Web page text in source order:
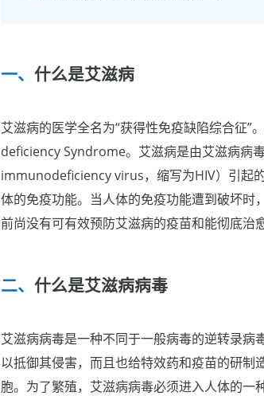
什么是艾滋病
艾滋病的医学全名为“获得性免疫缺陷综合征
deficiency Syndrome。艾滋病是由艾滋病病
immunodeficiency virus，缩写为HIV）引起
体的免疫功能。当人体的免疫功能遭到破坏时
前尚没有可有效预防艾滋病的疫苗和能彻底治
什么是艾滋病病毒
艾滋病病毒是一种不同于一般病毒的逆转录
以抵御其侵害，而且也给特效药和疫苗的研
胞。为了繁殖，艾滋病病毒必须进入人体的